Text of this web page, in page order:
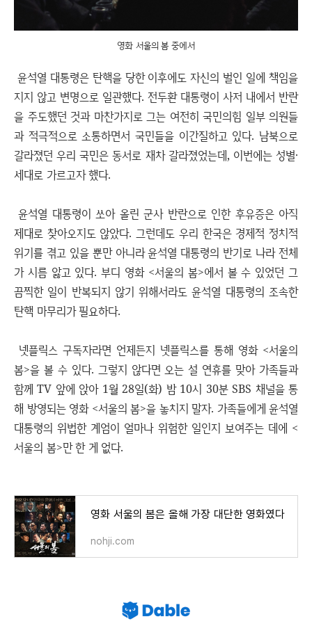
영화 서울의 봄 중에서
윤석열 대통령은 탄핵을 당한 이후에도 자신의 벌인 일에 책임을
지지 않고 변명으로 일관했다. 전두환 대통령이 사저 내에서 반란
을 주도했던 것과 마찬가지로 그는 여전히 국민의힘 일부 의원들
과 적극적으로 소통하면서 국민들을 이간질하고 있다. 남북으로
갈라졌던 우리 국민은 동서로 재차 갈라졌었는데, 이번에는 성별·
세대로 가르고자 했다.
윤석열 대통령이 쏘아 올린 군사 반란으로 인한 후유증은 아직
제대로 찾아오지도 않았다. 그런데도 우리 한국은 경제적 정치적
위기를 겪고 있을 뿐만 아니라 윤석열 대통령의 반기로 나라 전체
가 시름 앓고 있다. 부디 영화 <서울의 봄>에서 볼 수 있었던 그
끔찍한 일이 반복되지 않기 위해서라도 윤석열 대통령의 조속한
탄핵 마무리가 필요하다.
넷플릭스 구독자라면 언제든지 넷플릭스를 통해 영화 <서울의
봄>을 볼 수 있다. 그렇지 않다면 오는 설 연휴를 맞아 가족들과
함께 TV 앞에 앉아 1월 28일(화) 밤 10시 30분 SBS 채널을 통
해 방영되는 영화 <서울의 봄>을 놓치지 말자. 가족들에게 윤석열
대통령의 위법한 계엄이 얼마나 위험한 일인지 보여주는 데에 <
서울의 봄>만 한 게 없다.
영화 서울의 봄은 올해 가장 대단한 영화였다
nohji.com